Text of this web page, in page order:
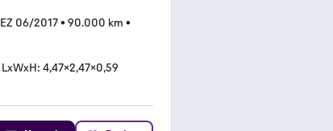
EZ 06/2017• 90.000 km •
LxWxH: 4,47x2,47x0,59